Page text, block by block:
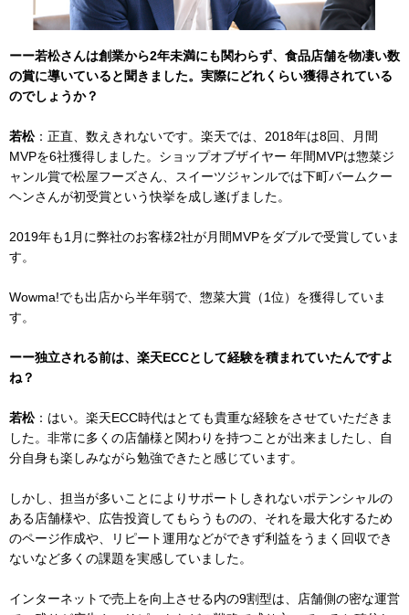
ーー若松さんは創業から2年未満にも関わらず、食品店舗を物凄い数
の賞に導いていると聞きました。実際にどれくらい獲得されている
のでしょうか？
若松：正直、数えきれないです。楽天では、2018年は8回、月間
MVPを6社獲得しました。ショップオブザイヤー 年間MVPは惣菜ジ
ャンル賞で松屋フーズさん、スイーツジャンルでは下町バームクー
ヘンさんが初受賞という快挙を成し遂げました。
2019年も1月に弊社のお客様2社が月間MVPをダブルで受賞していま
す。
Wowma!でも出店から半年弱で、惣菜大賞（1位）を獲得していま
す。
ーー独立される前は、楽天ECCとして経験を積まれていたんですよ
ね？
若松：はい。楽天ECC時代はとても貴重な経験をさせていただきま
した。非常に多くの店舗様と関わりを持つことが出来ましたし、自
分自身も楽しみながら勉強できたと感じています。
しかし、担当が多いことによりサポートしきれないポテンシャルの
ある店舗様や、広告投資してもらうものの、それを最大化するため
のページ作成や、リピート運用などができず利益をうまく回収でき
ないなど多くの課題を実感していました。
インターネットで売上を向上させる内の9割型は、店舗側の密な運営